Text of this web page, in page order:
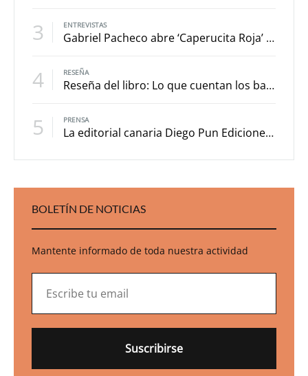
3 ENTREVISTAS
Gabriel Pacheco abre ‘Caperucita Roja’ a la reinterpretación a partir de los versos de sor Juana Inés de la Cruz
4 RESEÑA
Reseña del libro: Lo que cuentan los barrancos
5 PRENSA
La editorial canaria Diego Pun Ediciones, premiada a nivel internacional con su libro ‘Caperucita roja (primero sueño)’
BOLETÍN DE NOTICIAS
Mantente informado de toda nuestra actividad